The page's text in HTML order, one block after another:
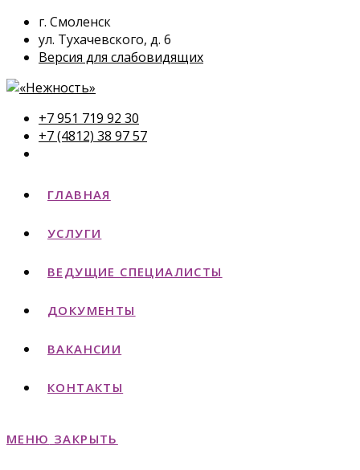
г. Смоленск
ул. Тухачевского, д. 6
Версия для слабовидящих
+7 951 719 92 30
+7 (4812) 38 97 57
ГЛАВНАЯ
УСЛУГИ
ВЕДУЩИЕ СПЕЦИАЛИСТЫ
ДОКУМЕНТЫ
ВАКАНСИИ
КОНТАКТЫ
МЕНЮ ЗАКРЫТЬ